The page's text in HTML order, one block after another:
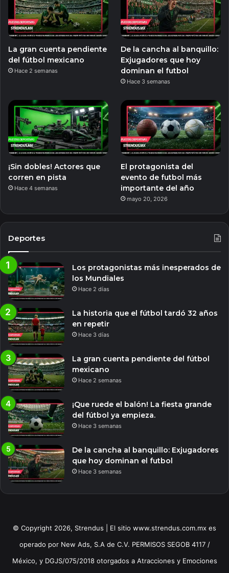
La gran cuenta pendiente
del fútbol mexicano
Hace 2 semanas
De la cancha al banquillo:
Exjugadores que hoy
dominan el futbol
Hace 3 semanas
¡Sin dobles! Actores que
corren en pista
Hace 4 semanas
El protagonista del
evento de futbol más
importante del año
mayo 20, 2026
Deportes
Los protagonistas más inesperados de
los Mundiales
Hace 2 días
La historia que el fútbol tardó 32 años
en repetir
Hace 3 días
La gran cuenta pendiente del fútbol
mexicano
Hace 2 semanas
¡Que ruede el balón! La fiesta grande
del fútbol ya empieza.
Hace 3 semanas
De la cancha al banquillo: Exjugadores
que hoy dominan el futbol
Hace 3 semanas
© Copyright 2026, Strendus | El sitio www.strendus.com.mx es
operado por New Ads, S.A de C.V. PERMISOS SEGOB 4117 /
México, y DGJS/075/2018 otorgados a Atracciones y Emociones